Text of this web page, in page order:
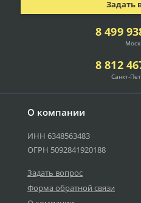
О компании
ИНН 6348563483
ОГРН 5092841920188
Задать вопрос
Форма обратной связи
8 499
8 812
Санкт-
Задать